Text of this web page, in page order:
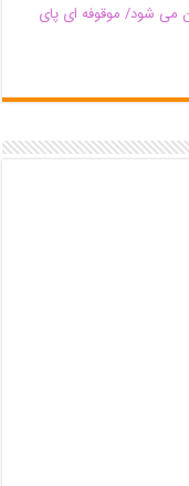
می شود/ موقوفه ای پای